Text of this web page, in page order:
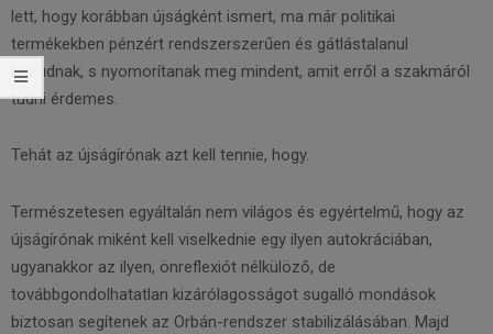
lett, hogy korábban újságként ismert, ma már politikai
termékekben pénzért rendszerszerűen és gátlástalanul
hazudnak, s nyomorítanak meg mindent, amit erről a szakmáról
tudni érdemes.
Tehát az újságírónak azt kell tennie, hogy.
Természetesen egyáltalán nem világos és egyértelmű, hogy az
újságírónak miként kell viselkednie egy ilyen autokráciában,
ugyanakkor az ilyen, önreflexiót nélkülöző, de
továbbgondolhatatlan kizárólagosságot sugalló mondások
biztosan segítenek az Orbán-rendszer stabilizálásában. Majd